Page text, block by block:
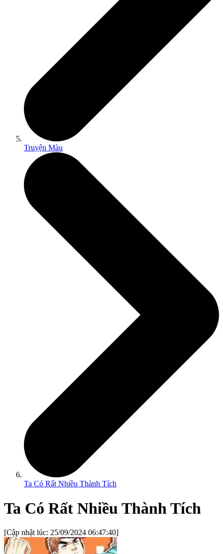
Truyện Màu
Ta Có Rất Nhiều Thành Tích
Ta Có Rất Nhiều Thành Tích
[Cập nhật lúc: 25/09/2024 06:47:40]